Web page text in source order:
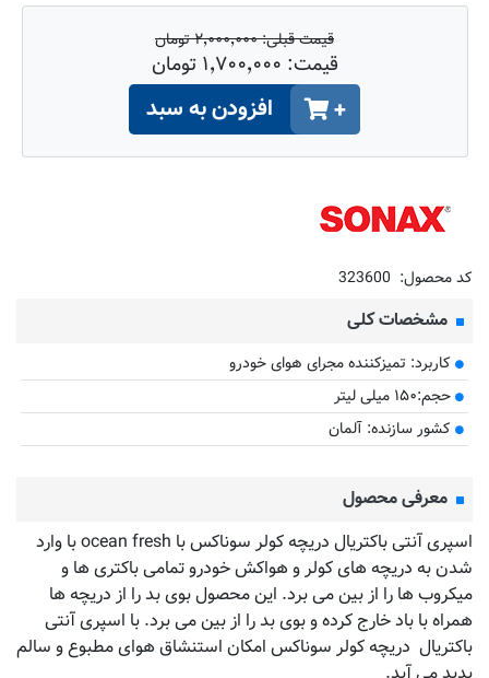
قیمت قبلی:۲٬۰۰۰٬۰۰۰ تومان
قیمت: ۱٬۷۰۰٬۰۰۰ تومان
+ افزودن به سبد
کد محصول: 323600
مشخصات کلی
کاربرد: تمیزکننده مجرای هوای خودرو
حجم:۱۵۰ میلی لیتر
کشور سازنده: آلمان
معرفی محصول
اسپری آنتی باکتریال دریچه کولر سوناکس با ocean fresh با وارد
شدن به دریچه های کولر و هواکش خودرو تمامی باکتری ها و
میکروب ها را از بین می برد. این محصول بوی بد را از دریچه ها
همراه با باد خارج کرده و بوی بد را از بین می برد. با اسپری آنتی
باکتریال دریچه کولر سوناکس امکان استنشاق هوای مطبوع و سالم